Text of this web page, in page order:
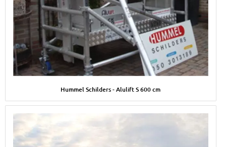
Hummel Schilders - Alulift S 600 cm